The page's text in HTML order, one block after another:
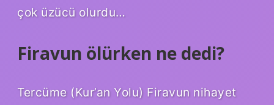
çok üzücü olurdu…
Firavun ölürken ne dedi?
Tercüme (Kur’an Yolu) Firavun nihayet